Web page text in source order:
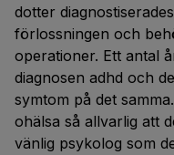
dotter
förlossningen och
operationer. Ett antal
diagnosen adhd och
symtom på det
ohälsa så allvarlig att
vänlig psykolog som